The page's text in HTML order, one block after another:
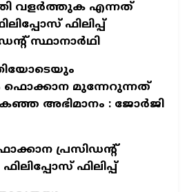
വളർത്തുക എന്നത്
ഫിലിപ്പ്
സ്ഥാനാർഥി
മുന്നേറുന്നത്
അഭിമാനം : ജോർജി
പ്രസിഡന്റ്
ഫിലിപ്പ്